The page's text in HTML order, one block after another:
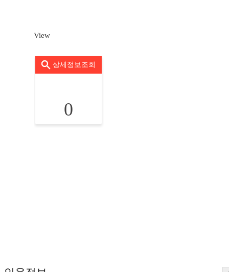
View
상세정보조회
0